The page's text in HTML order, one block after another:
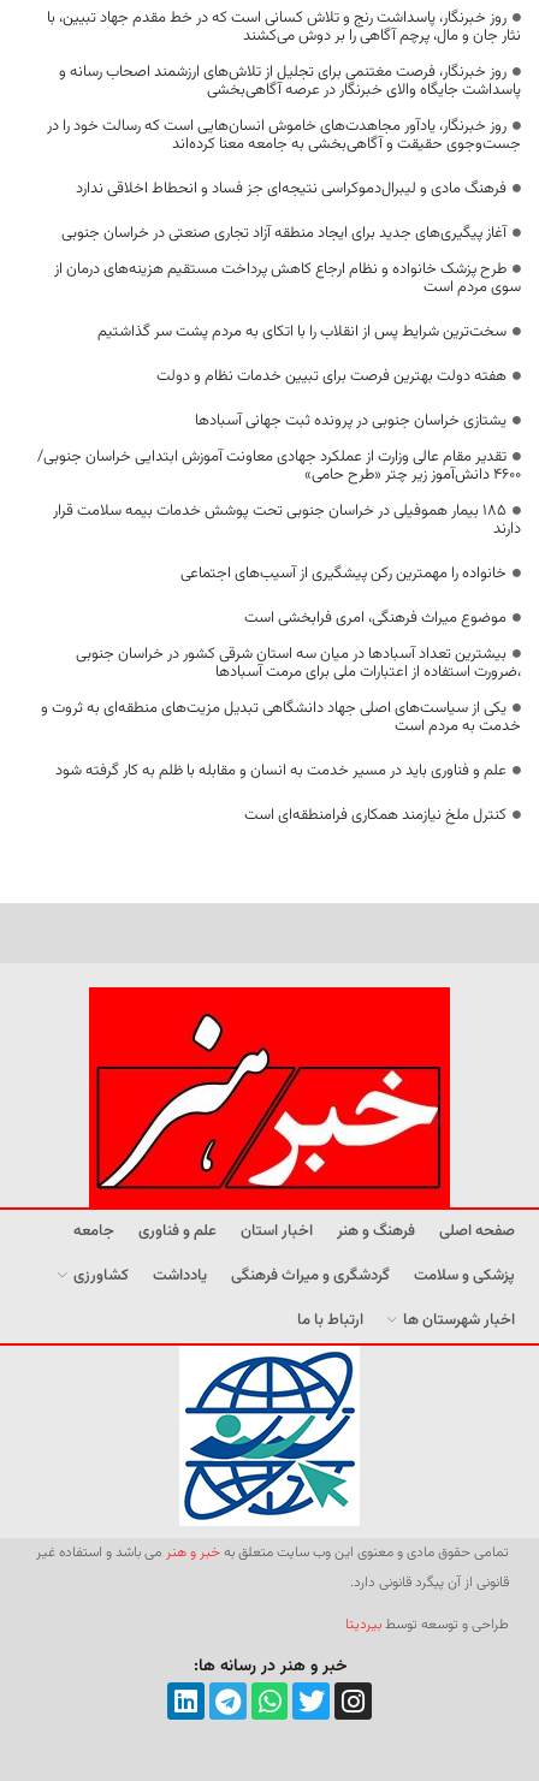
روز خبرنگار، پاسداشت رنج و تلاش کسانی است که در خط مقدم جهاد تبیین، با
نثار جان و مال، پرچم آگاهی را بر دوش می‌کشند
روز خبرنگار، فرصت مغتنمی برای تجلیل از تلاش‌های ارزشمند اصحاب رسانه و
پاسداشت جایگاه والای خبرنگار در عرصه آگاهی‌بخشی
روز خبرنگار، یادآور مجاهدت‌های خاموش انسان‌هایی است که رسالت خود را در
جست‌وجوی حقیقت و آگاهی‌بخشی به جامعه معنا کرده‌اند
فرهنگ مادی و لیبرال‌دموکراسی نتیجه‌ای جز فساد و انحطاط اخلاقی ندارد
آغاز پیگیری‌های جدید برای ایجاد منطقه آزاد تجاری صنعتی در خراسان جنوبی
طرح پزشک خانواده و نظام ارجاع کاهش پرداخت مستقیم هزینه‌های درمان از
سوی مردم است
سخت‌ترین شرایط پس از انقلاب را با اتکای به مردم پشت سر گذاشتیم
هفته دولت بهترین فرصت برای تبیین خدمات نظام و دولت
یشتازی خراسان جنوبی در پرونده ثبت جهانی آسبادها
تقدیر مقام عالی وزارت از عملکرد جهادی معاونت آموزش ابتدایی خراسان جنوبی/
۴۶۰۰ دانش‌آموز زیر چتر «طرح حامی»
۱۸۵ بیمار هموفیلی در خراسان جنوبی تحت پوشش خدمات بیمه سلامت قرار
دارند
خانواده را مهمترین رکن پیشگیری از آسیب‌های اجتماعی
موضوع میراث فرهنگی، امری فرابخشی است
بیشترین تعداد آسبادها در میان سه استان شرقی کشور در خراسان جنوبی
،ضرورت استفاده از اعتبارات ملی برای مرمت آسبادها
یکی از سیاست‌های اصلی جهاد دانشگاهی تبدیل مزیت‌های منطقه‌ای به ثروت و
خدمت به مردم است
علم و فناوری باید در مسیر خدمت به انسان و مقابله با ظلم به کار گرفته شود
کنترل ملخ نیازمند همکاری فرامنطقه‌ای است
صفحه اصلی فرهنگ و هنر اخبار استان علم و فناوری
جامعه
پزشکی و سلامت
گردشگری و میراث فرهنگی یادداشت
کشاورزی
اخبار شهرستان ها
ارتباط با ما
تمامی حقوق مادی و معنوی این وب سایت متعلق بهخبر و هنر می باشد و استفاده غیر
قانونی از آن پیگرد قانونی دارد.
طراحی و توسعه توسطبیردیتا
خبر و هنر در رسانه ها: